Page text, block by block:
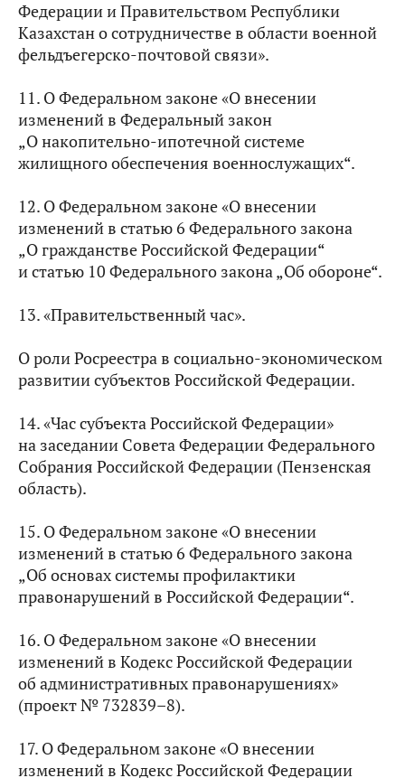
Федерации и Правительством Республики
Казахстан о сотрудничестве в области военной
фельдъегерско-почтовой связи».
11. О Федеральном законе «О внесении
изменений в Федеральный закон
„О накопительно-ипотечной системе
жилищного обеспечения военнослужащих“.
12. О Федеральном законе «О внесении
изменений в статью 6 Федерального закона
„О гражданстве Российской Федерации“
и статью 10 Федерального закона „Об обороне“.
13. «Правительственный час».
О роли Росреестра в социально-экономическом
развитии субъектов Российской Федерации.
14. «Час субъекта Российской Федерации»
на заседании Совета Федерации Федерального
Собрания Российской Федерации (Пензенская
область).
15. О Федеральном законе «О внесении
изменений в статью 6 Федерального закона
„Об основах системы профилактики
правонарушений в Российской Федерации“.
16. О Федеральном законе «О внесении
изменений в Кодекс Российской Федерации
об административных правонарушениях»
(проект № 732839–8).
17. О Федеральном законе «О внесении
изменений в Кодекс Российской Федерации